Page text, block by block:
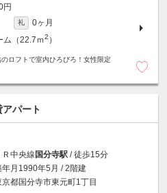
円
礼
0ヶ月
ム（22.7ｍ2 ）
ロフトで室内ひろびろ！女性限定
パート
Ｒ中央線国分寺駅 / 徒歩15分
年月1990年5月 / 2階建
京都国分寺市東元町1丁目